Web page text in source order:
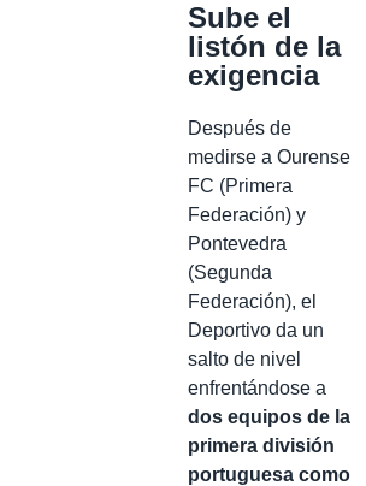
Sube el
listón de la
exigencia
Después de
medirse a Ourense
FC (Primera
Federación) y
Pontevedra
(Segunda
Federación), el
Deportivo da un
salto de nivel
enfrentándose a
dos equipos de la
primera división
portuguesa como